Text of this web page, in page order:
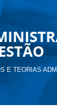
E TEORIAS